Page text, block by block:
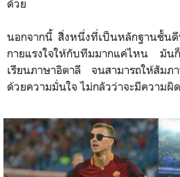
ด้วย
นอกจากนี้ สิิ่งหนึ่งที่เป็นหลักฐานชั้น
กายแรงใจให้กับทีมมากแค่ไหน มันก็
เรียนภาษาอิตาลี จนสามารถให้สัมภ
ด้วยความมั่นใจ ไม่กลัวว่าจะมีความผิ